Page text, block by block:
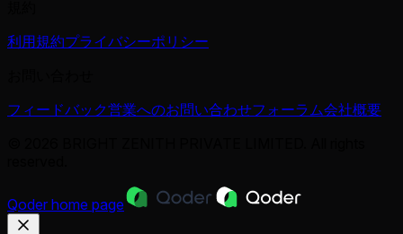
利用規約プライバシーポリシー
フィードバック営業へのお問い合わせフォーラム会社概要
Qoder home page